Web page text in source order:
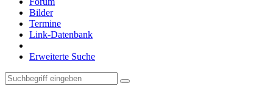
Bilder
Termine
Link-Datenbank
Erweiterte Suche